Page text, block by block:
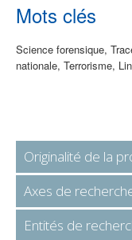
Mots clés
Science forensique,
nationale, Terrorisme,
Originalité de la
Axes de
Entités de